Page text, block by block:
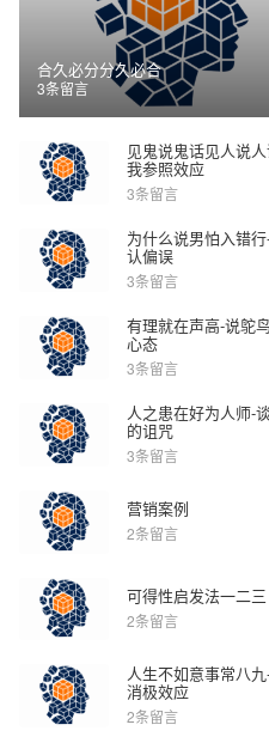
合久必分分久必合
3条留言
见鬼说鬼话见人说
我参照效应
3条留言
为什么说男怕入错
认偏误
3条留言
有理就在声高-说鸵
心态
3条留言
人之患在好为人师-
的诅咒
3条留言
营销案例
2条留言
可得性启发法一二三
2条留言
人生不如意事常八
消极效应
2条留言